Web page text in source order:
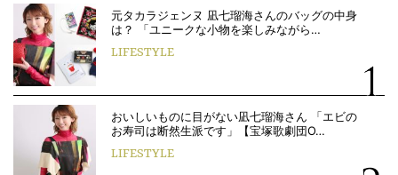
元タカラジェンヌ 凪七瑠海さんのバッグの中身
は？ 「ユニークな小物を楽しみながら…
LIFESTYLE
おいしいものに目がない凪七瑠海さん 「エビの
お寿司は断然生派です」【宝塚歌劇団O…
LIFESTYLE